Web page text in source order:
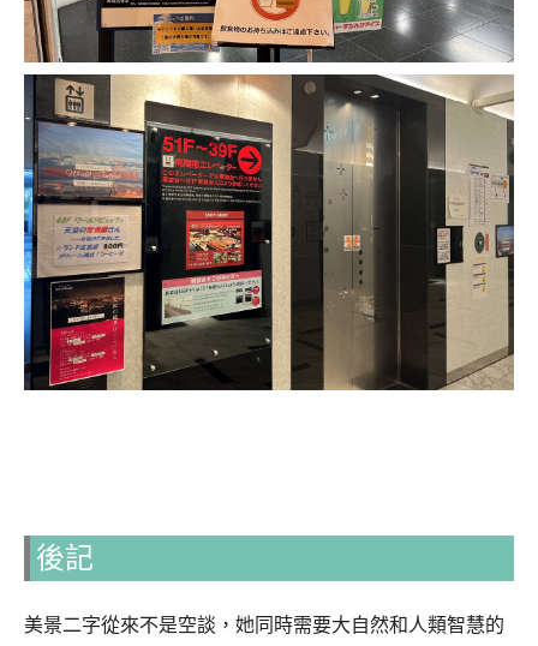
後記
美景二字從來不是空談，她同時需要大自然和人類智慧的